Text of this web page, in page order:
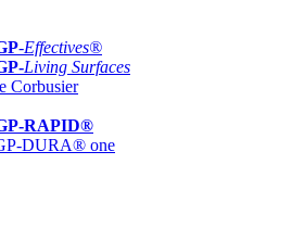
-Effectives®
Living Surfaces
Corbusier
RAPID®
DURA® one